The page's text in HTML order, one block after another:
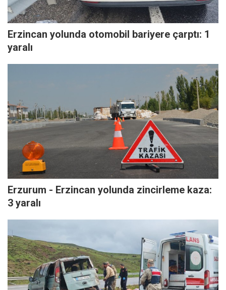
Erzincan yolunda otomobil bariyere çarptı: 1
yaralı
Erzurum - Erzincan yolunda zincirleme kaza:
3 yaralı